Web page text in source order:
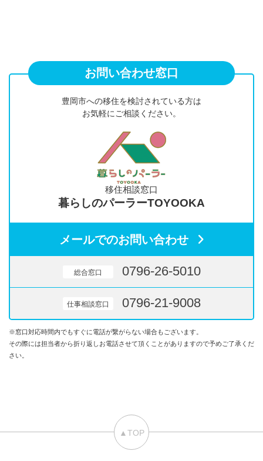
お問い合わせ窓口
豊岡市への移住を検討されている方は
お気軽にご相談ください。
移住相談窓口
暮らしのパーラーTOYOOKA
メールでのお問い合わせ
総合窓口 0796-26-5010
仕事相談窓口 0796-21-9008
※窓口対応時間内でもすぐに電話が繋がらない場合もございます。
その際には担当者から折り返しお電話させて頂くことがありますので予めご了承くだ
さい。
▲TOP